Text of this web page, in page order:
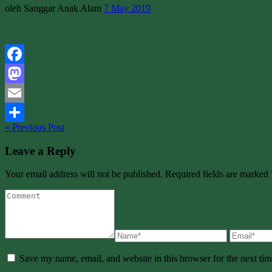
oleh Sanggar Anak Alam 7 May 2019
Facebook
Mastodon
Email
Share
« Previous Post
Leave a Reply
Your email address will not be published. Required fields are marked
Save my name, email, and website in this browser for the next